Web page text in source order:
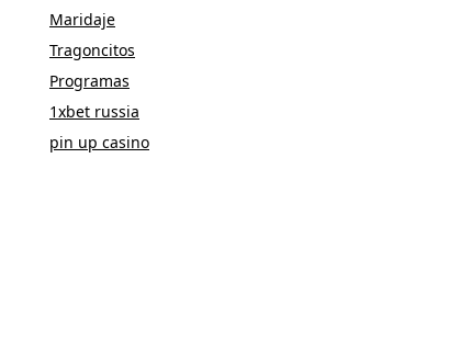
Maridaje
Tragoncitos
Programas
1xbet russia
pin up casino